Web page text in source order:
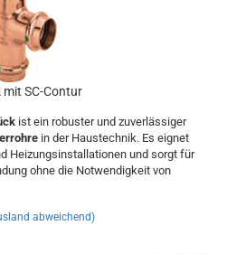
mit SC-Contur
ist ein robuster und zuverlässiger
in der Haustechnik. Es eignet
Heizungsinstallationen und sorgt für
ohne die Notwendigkeit von
abweichend)